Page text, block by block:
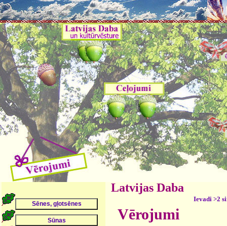
Latvijas Daba
Vērojumi
Ievadi >2